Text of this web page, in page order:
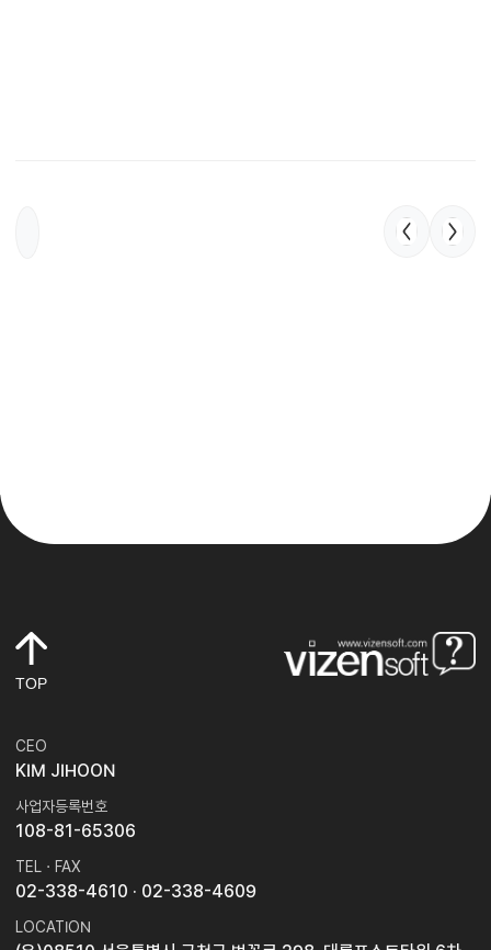
TOP
CEO
KIM JIHOON
사업자등록번호
108-81-65306
TEL · FAX
02-338-4610 · 02-338-4609
LOCATION